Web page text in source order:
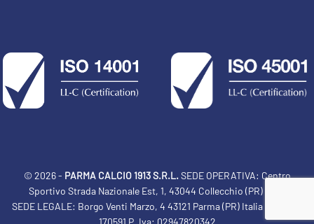
© 2026 - PARMA CALCIO 1913 S.R.L.SEDE OPERATIVA: Centro
Sportivo Strada Nazionale Est, 1, 43044 Collecchio (PR) Italia
SEDE LEGALE: Borgo Venti Marzo, 4 43121 Parma (PR) Italia Tel: 0521
170591 P. Iva: 02947820342
ACCETTA E SALVA